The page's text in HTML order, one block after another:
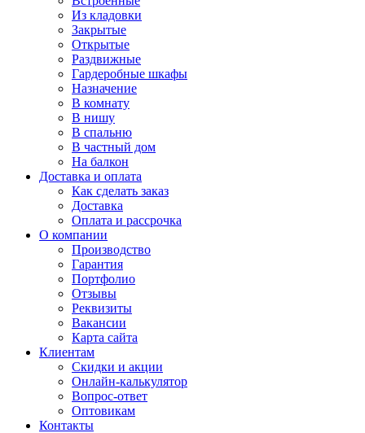
Из кладовки
Закрытые
Открытые
Раздвижные
Гардеробные шкафы
Назначение
В комнату
В нишу
В спальню
В частный дом
На балкон
Доставка и оплата
Как сделать заказ
Доставка
Оплата и рассрочка
О компании
Производство
Гарантия
Портфолио
Отзывы
Реквизиты
Вакансии
Карта сайта
Клиентам
Скидки и акции
Онлайн-калькулятор
Вопрос-ответ
Оптовикам
Контакты